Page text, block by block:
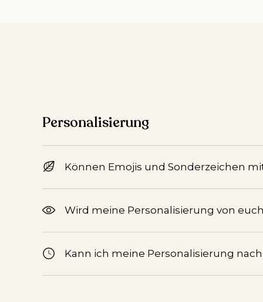
Personalisierung
Können Emojis und Sonderzeichen
Wird meine Personalisierung von
Kann ich meine Personalisierung